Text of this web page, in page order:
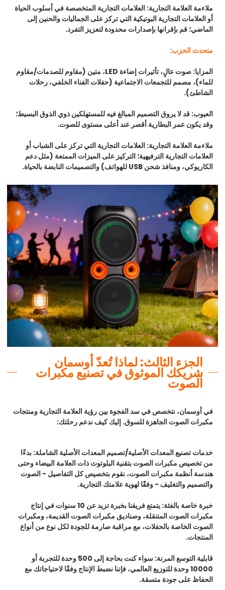
ملاءمة العلامة التجارية: العلامات التجارية المتخصصة في أسلوب الحياة
أو العلامات التجارية البوتيكية التي تركز على الجماليات والحنين إلى
الماضي؛ قم بإقرانها بإصدارات محدودة لتعزيز التفرد.
متحدث الحزب:
المزايا:
صوت عالٍ، تأثيرات إضاءة LED، متين (مقاوم للصدمات/مقاوم
للماء)، مصمم للتجمعات الاجتماعية (حفلات الفناء الخلفي، رحلات
الشاطئ).
العيوب: قد لا يروق التصميم المبالغ فيه للمستهلكين ذوي الذوق البسيط؛
وقد يكون عمر البطارية أقصر عند أعلى مستوى للصوت.
ملاءمة العلامة التجارية: العلامات التجارية التي تركز على الشباب أو
العلامات التجارية الترفيهية؛ التركيز على الميزات الممتعة (مثل دعم
الكاريوكي، ومنافذ شحن USB للهواتف) والتصميمات النابضة بالحياة.
الجزء الثالث: لماذا تُعدّ أوسمان
شريكك الموثوق في تصنيع مكبرات
الصوت
في أوسمان، نتخصص في سد الفجوة بين رؤية العلامة التجارية ومنتجات
مكبرات الصوت الجاهزة للسوق. إليك كيف ندعم رحلتك:
خدمات تصنيع المعدات الأصلية/تصميم المعدات الأصلية الشاملة: بدءًا
من تخصيص مكبرات الصوت بتقنية البلوتوث ذات العلامة البيضاء وحتى
هندسة أنظمة مكبرات الصوت، نقوم بتخصيص كل التفاصيل - الصوت
والتصميم والتغليف - وفقًا لهوية علامتك التجارية.
خبرة خاصة بالفئة:
يتمتع فريقنا بخبرة تزيد عن 10 سنوات في إنتاج
مكبرات الصوت المتنقلة، وصناديق مكبرات الصوت القديمة، ومكبرات
الصوت الخاصة بالحفلات، مع مراقبة صارمة للجودة لكل نوع من أنواع
المنتجات.
قابلية التوسع المرنة:
سواء كنت بحاجة إلى 500 وحدة للتجربة أو
10000 وحدة للتوزيع العالمي، فإننا نضبط الإنتاج وفقًا لاحتياجاتك مع
الحفاظ على جودة متسقة.